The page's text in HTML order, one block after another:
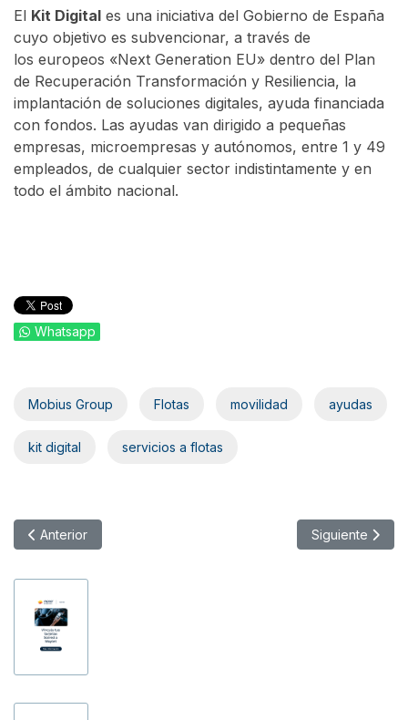
El Kit Digital es una iniciativa del Gobierno de España
cuyo objetivo es subvencionar, a través de
los europeos «Next Generation EU» dentro del Plan
de Recuperación Transformación y Resiliencia, la
implantación de soluciones digitales, ayuda financiada
con fondos. Las ayudas van dirigido a pequeñas
empresas, microempresas y autónomos, entre 1 y 49
empleados, de cualquier sector indistintamente y en
todo el ámbito nacional.
Whatsapp
Mobius Group Flotas movilidad ayudas
kit digital servicios a flotas
Artículo anterior: Hyundai MOCEAN llega a la Comunidad
Anterior Artículo
Siguiente